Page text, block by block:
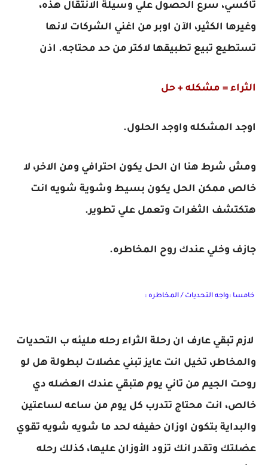
تاكسي، سرع الحصول علي وسيلة الانتقال هذه،
وغيرها الكثير، الآن اوبر من اغني الشركات لانها
تستطيع تبيع تطبيقها لاكتر من حد محتاجه. اذن
الثراء = مشكله + حل
اوجد المشكله واوجد الحلول.
ومش شرط هنا ان الحل يكون احترافي ومن الاخر، لا
خالص ممكن الحل يكون بسيط وشوية شويه انت
هتكتشف الثغرات وتعمل علي تطوير.
جازف وخلي عندك روح المخاطره.
خامسا :واجه التحديات / المخاطره :
لازم تبقي عارف ان رحلة الثراء رحله مليئه ب التحديات
والمخاطر، تخيل انت عايز تبني عضلات لبطولة هل لو
روحت الجيم من تاني يوم هتبقي عندك العضله دي
خالص، انت محتاج تتدرب كل يوم من ساعه لساعتين
والبداية بتكون اوزان حفيفه لحد ما شويه شويه تقوي
عضلتك وتقدر انك تزود الأوزان عليها، كذلك رحله